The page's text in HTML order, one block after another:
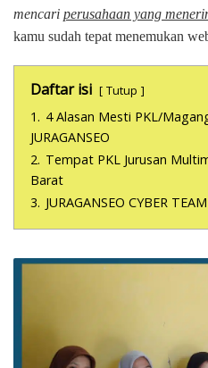
mencari perusahaan yang
kamu sudah tepat menemukan
Daftar isi Tutup
1. 4 Alasan Mesti PKL/
JURAGANSEO
2. Tempat PKL Jurusan
Barat
3. JURAGANSEO CYBER TEAM